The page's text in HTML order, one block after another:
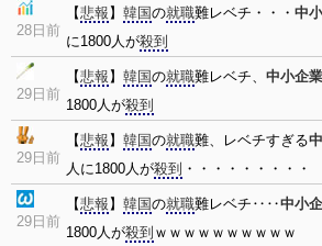
28日前
【悲報 】 韓国の就職難レベチ・・・ 中
に1800人が殺到
29日前
【悲報 】 韓国の就職難レベチ、 中小企業
1800人が殺到
29日前
【悲報 】 韓国の就職難、レベチすぎる
人に1800人が殺到 ・・・・・・・・・
29日前
【悲報 】 韓国の就職難レベチ‥‥中小
1800人が殺到 ｗｗｗｗｗｗｗｗｗｗ